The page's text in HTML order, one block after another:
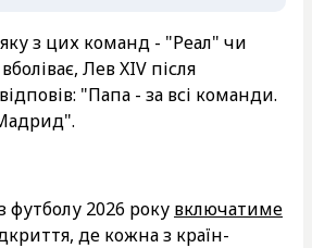
з цих команд - "Реал" чи
Лев XIV після
"Папа - за всі команди.
футболу 2026 року включатиме
де кожна з країн-